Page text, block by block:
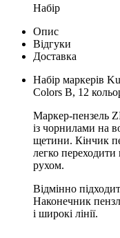
Набір
Опис
Відгуки
Доставка
Набір маркерів
Colors B, 12
Маркер-пензель
із чорнилами на
щетини. Кінчик
легко
рухом.
Відмінно
Наконечник
і широкі лінії.